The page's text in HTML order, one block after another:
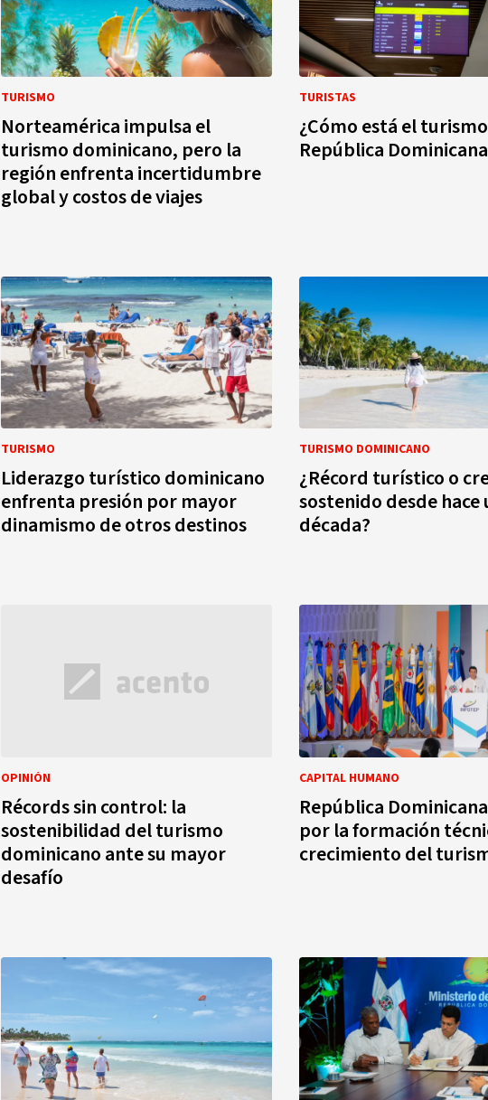
TURISMO
Norteamérica impulsa el
turismo dominicano, pero la
región enfrenta incertidumbre
global y costos de viajes
TURISTAS
¿Cómo está el
República
TURISMO
Liderazgo turístico dominicano
enfrenta presión por mayor
dinamismo de otros destinos
TURISMO DOMINICANO
¿Récord turístico o
sostenido desde hace
década?
OPINIÓN
Récords sin control: la
sostenibilidad del turismo
dominicano ante su mayor
desafío
CAPITAL HUMANO
República
por la formación
crecimiento del